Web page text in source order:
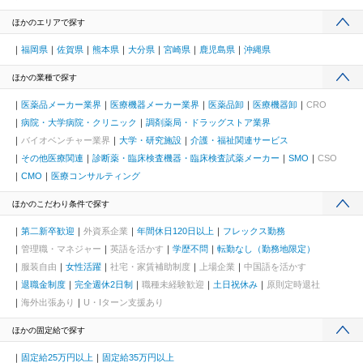
ほかのエリアで探す
福岡県 佐賀県 熊本県 大分県 宮崎県 鹿児島県 沖縄県
ほかの業種で探す
医薬品メーカー業界 医療機器メーカー業界 医薬品卸 医療機器卸
CRO
病院・大学病院・クリニック
調剤薬局・ドラッグストア業界
バイオベンチャー業界
大学・研究施設
介護・福祉関連サービス
その他医療関連
診断薬・臨床検査機器・臨床検査試薬メーカー SMO
CSO
CMO
医療コンサルティング
ほかのこだわり条件で探す
第二新卒歓迎 外資系企業 年間休日120日以上
フレックス勤務
管理職・マネジャー
英語を活かす 学歴不問
転勤なし（勤務地限定）
服装自由
女性活躍 社宅・家賃補助制度 上場企業
中国語を活かす
退職金制度
完全週休2日制 職種未経験歓迎 土日祝休み
原則定時退社
海外出張あり
U・Iターン支援あり
ほかの固定給で探す
固定給25万円以上 固定給35万円以上